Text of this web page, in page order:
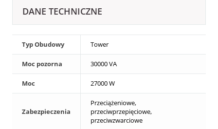
DANE TECHNICZNE
Typ Obudowy Tower
Moc pozorna 30000 VA
Moc 27000 W
Zabezpieczenia
Przeciążeniowe,
przeciwprzepięciowe,
przeciwzwarciowe